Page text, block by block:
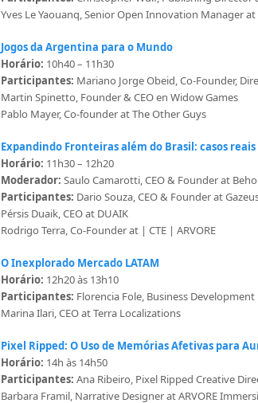
Yves Le Yaouanq, Senior Open Innovation Manager
Jogos da Argentina para o Mundo
Horário: 10h40 – 11h30
Participantes: Mariano Jorge Obeid, Co-Founder,
Martin Spinetto, Founder & CEO en Widow Games
Pablo Mayer, Co-founder at The Other Guys
Expandindo Fronteiras além do Brasil: casos reais
Horário: 11h30 – 12h20
Moderador: Saulo Camarotti, CEO & Founder at
Participantes: Dario Souza, CEO & Founder at
Pérsis Duaik, CEO at DUAIK
Rodrigo Terra, Co-Founder at | CTE | ARVORE
O Inexplorado Mercado LATAM
Horário: 12h20 às 13h10
Participantes: Florencia Fole, Business
Marina Ilari, CEO at Terra Localizations
Pixel Ripped: O Uso de Memórias Afetivas para
Horário: 14h às 14h50
Participantes: Ana Ribeiro, Pixel Ripped Creative
Barbara Framil, Narrative Designer at ARVORE